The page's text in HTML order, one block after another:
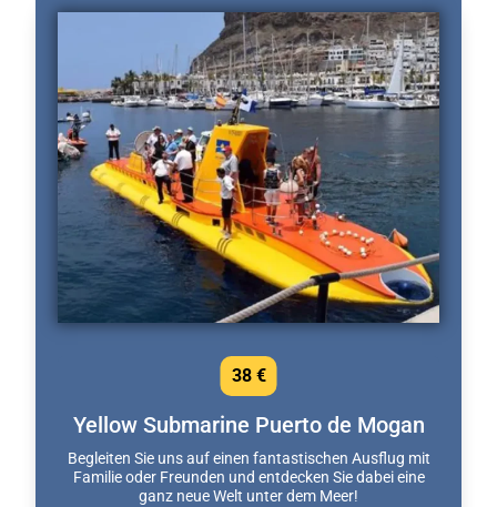
Yellow Submarine Puerto de Mogan
Begleiten Sie uns auf einen fantastischen Ausflug mit
Familie oder Freunden und entdecken Sie dabei eine
ganz neue Welt unter dem Meer!
38 €